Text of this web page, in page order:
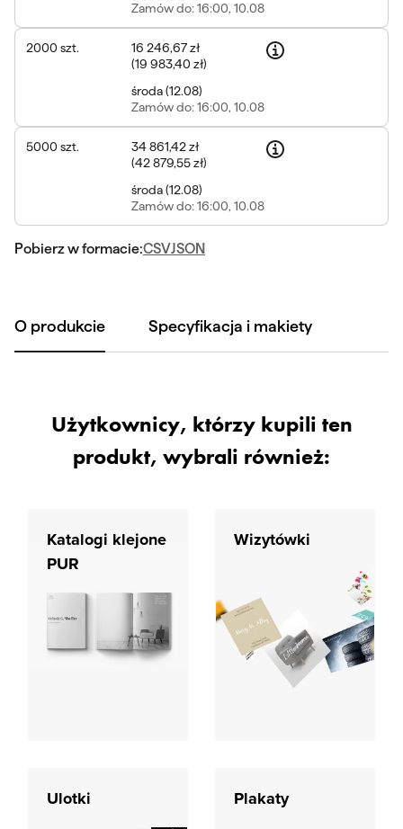
Zamówdo: 16:00, 10.08
2000 szt.
16 246,67 zł
(19 983,40 zł)
środa(12.08)
Zamówdo: 16:00, 10.08
5000 szt.
34 861,42 zł
(42 879,55 zł)
środa(12.08)
Zamówdo: 16:00, 10.08
Pobierz w formacie:CSVJSON
O produkcie Specyfikacja i makiety
Użytkownicy, którzy kupili ten
produkt, wybrali również:
Katalogi klejone
PUR
Wizytówki
Ulotki Plakaty